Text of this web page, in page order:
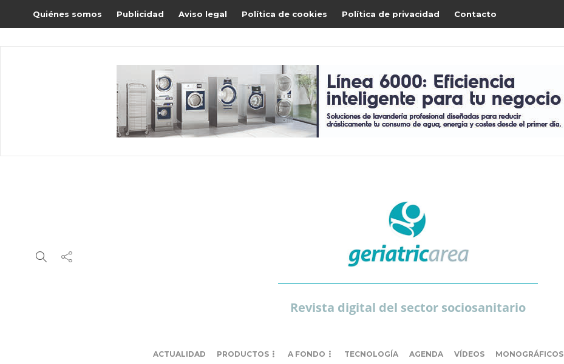
Quiénes somos Publicidad Aviso legal Política de cookies Política de privacidad Contacto
Revista digital del sector sociosanitario
ACTUALIDAD PRODUCTOS A FONDO TECNOLOGÍA AGENDA VÍDEOS MONOGRÁFICOS